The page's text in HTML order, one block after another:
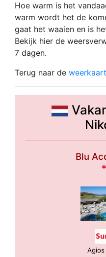
Hoe warm is het
warm wordt het de
gaat het waaien en is
Bekijk hier de
7 dagen.
Terug naar de
Blu